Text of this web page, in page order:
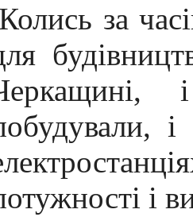
Колись за
і